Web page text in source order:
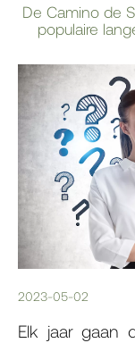
De Camino de
populaire
2023-05-02
Elk jaar gaan